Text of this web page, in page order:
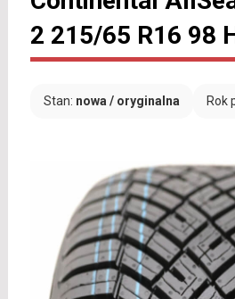
2 215/65 R16 98
Stan: nowa / oryginalna Rok